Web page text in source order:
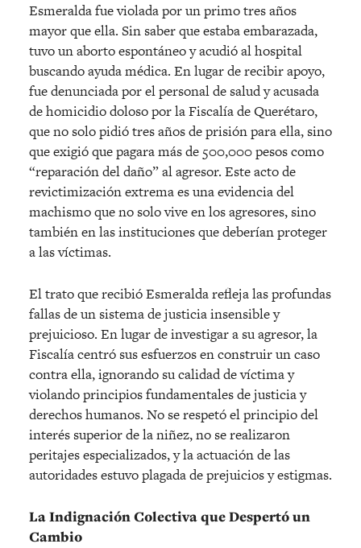
Esmeralda fue violada por un primo tres años
mayor que ella. Sin saber que estaba embarazada,
tuvo un aborto espontáneo y acudió al hospital
buscando ayuda médica. En lugar de recibir apoyo,
fue denunciada por el personal de salud y acusada
de homicidio doloso por la Fiscalía de Querétaro,
que no solo pidió tres años de prisión para ella, sino
que exigió que pagara más de 500,000 pesos como
“reparación del daño” al agresor. Este acto de
revictimización extrema es una evidencia del
machismo que no solo vive en los agresores, sino
también en las instituciones que deberían proteger
a las víctimas.
El trato que recibió Esmeralda refleja las profundas
fallas de un sistema de justicia insensible y
prejuicioso. En lugar de investigar a su agresor, la
Fiscalía centró sus esfuerzos en construir un caso
contra ella, ignorando su calidad de víctima y
violando principios fundamentales de justicia y
derechos humanos. No se respetó el principio del
interés superior de la niñez, no se realizaron
peritajes especializados, y la actuación de las
autoridades estuvo plagada de prejuicios y estigmas.
La Indignación Colectiva que Despertó un
Cambio